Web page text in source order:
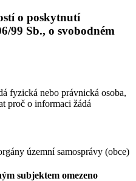
o poskytnutí
99 Sb., o svobodném
fyzická nebo právnická osoba,
proč o informaci žádá
územní samosprávy (obce)
subjektem omezeno